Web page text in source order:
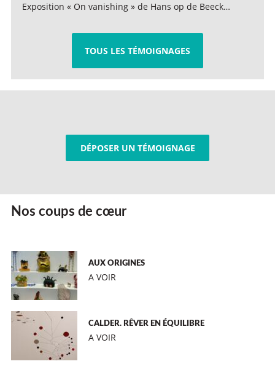
Exposition « On vanishing » de Hans op de Beeck…
TOUS LES TÉMOIGNAGES
DÉPOSER UN TÉMOIGNAGE
Nos coups de cœur
AUX ORIGINES
A VOIR
CALDER. RÊVER EN ÉQUILIBRE
A VOIR